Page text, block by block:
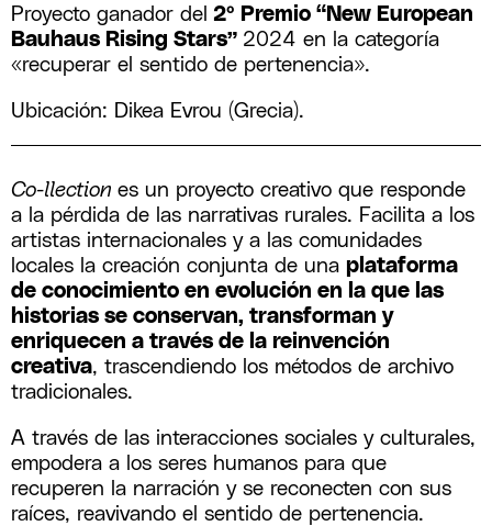
Proyecto ganador del 2º Premio “New European
Bauhaus Rising Stars” 2024 en la categoría
«recuperar el sentido de pertenencia».
Ubicación: Dikea Evrou (Grecia).
Co-llectiones un proyecto creativo que responde
a la pérdida de las narrativas rurales. Facilita a los
artistas internacionales y a las comunidades
locales la creación conjunta de una plataforma
de conocimiento en evolución en la que las
historias se conservan, transforman y
enriquecen a través de la reinvención
creativa, trascendiendo los métodos de archivo
tradicionales.
A través de las interacciones sociales y culturales,
empodera a los seres humanos para que
recuperen la narración y se reconecten con sus
raíces, reavivando el sentido de pertenencia.